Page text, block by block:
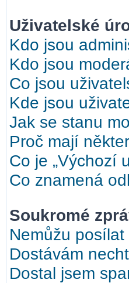
Uživatelské
Kdo jsou
Kdo jsou
Co jsou
Kde jsou
Jak se stanu
Proč mají
Co je „Výchozí
Co znamená
Soukromé
Nemůžu
Dostávám
Dostal jsem